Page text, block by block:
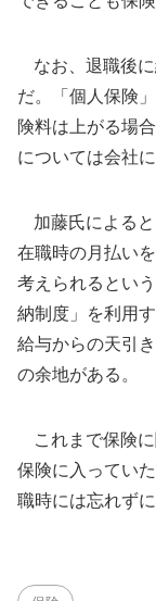
なお、退職後
だ。「個人保険
険料は上がる場
については会社
加藤氏によると
在職時の月払い
考えられるとい
納制度」を利用
給与からの天引
の余地がある。
これまで保険
保険に入ってい
職時には忘れず